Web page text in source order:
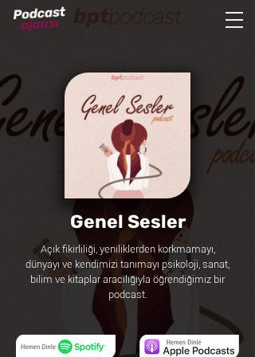
Genel Sesler
Açık fikirliliği, yeniliklerden korkmamayı,
dünyayı ve kendimizi tanımayı psikoloji, sanat,
bilim ve kitaplar aracılığıyla öğrendiğimiz bir
podcast.